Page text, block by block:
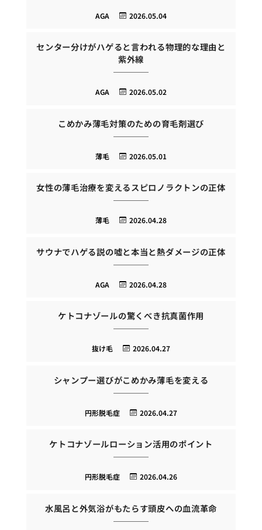
2026.05.04
AGA
センター分けがハゲると言われる物理的な理由と
紫外線
2026.05.02
AGA
こめかみ薄毛対策のための育毛剤選び
2026.05.01
薄毛
女性の薄毛治療を変えるスピロノラクトンの正体
2026.04.28
薄毛
サウナでハゲる説の嘘と本当と熱ダメージの正体
2026.04.28
AGA
ケトコナゾールの驚くべき抗真菌作用
2026.04.27
抜け毛
シャンプー選びがこめかみ薄毛を変える
2026.04.27
円形脱毛症
ケトコナゾールローション活用のポイント
2026.04.26
円形脱毛症
水風呂と外気浴がもたらす頭皮への血流革命